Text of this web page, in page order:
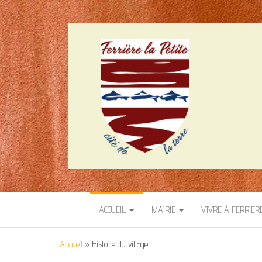
SITE OFFICIEL
Cité de la terre
ACCUEIL MAIRIE VIVRE À
Accueil » Histoire du village